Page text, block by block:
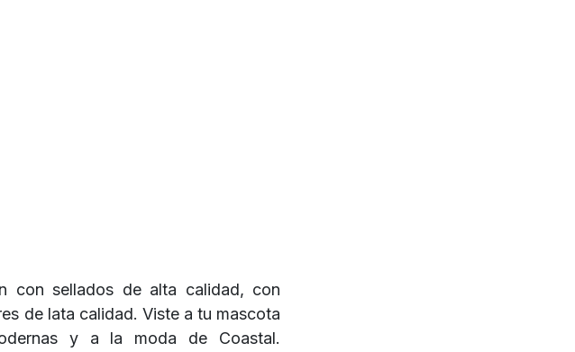
con sellados de alta calidad, con
de lata calidad. Viste a tu mascota
y a la moda de Coastal.